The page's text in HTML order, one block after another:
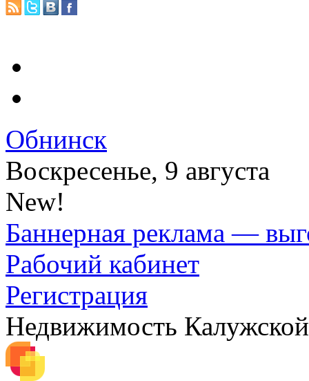
Обнинск
Воскресенье, 9 августа
New!
Баннерная реклама —
Рабочий кабинет
Регистрация
Недвижимость